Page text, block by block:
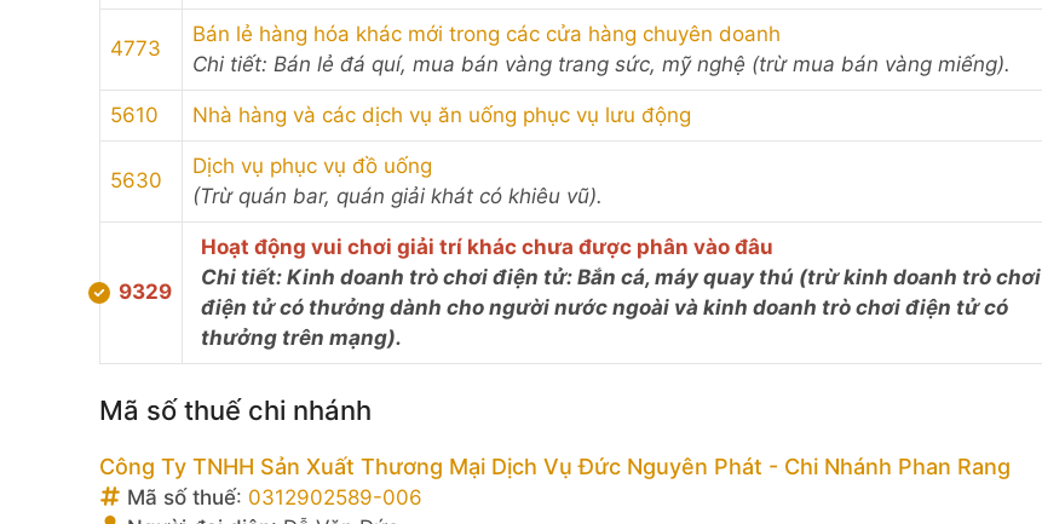
4773
Bán lẻ hàng hóa khác mới trong các cửa hàng chuyên doanh
Chi tiết: Bán lẻ đá quí, mua bán vàng trang sức, mỹ nghệ (trừ mua bán vàng miếng).
5610 Nhà hàng và các dịch vụ ăn uống phục vụ lưu động
5630
Dịch vụ phục vụ đồ uống
(Trừ quán bar, quán giải khát có khiêu vũ).
9329
Hoạt động vui chơi giải trí khác chưa được phân vào đâu
Chi tiết: Kinh doanh trò chơi điện tử: Bắn cá, máy quay thú (trừ kinh doanh trò chơi
điện tử có thưởng dành cho người nước ngoài và kinh doanh trò chơi điện tử có
thưởng trên mạng).
Mã số thuế chi nhánh
Công Ty TNHH Sản Xuất Thương Mại Dịch Vụ Đức Nguyên Phát - Chi Nhánh Phan Rang
Mã số thuế: 0312902589-006